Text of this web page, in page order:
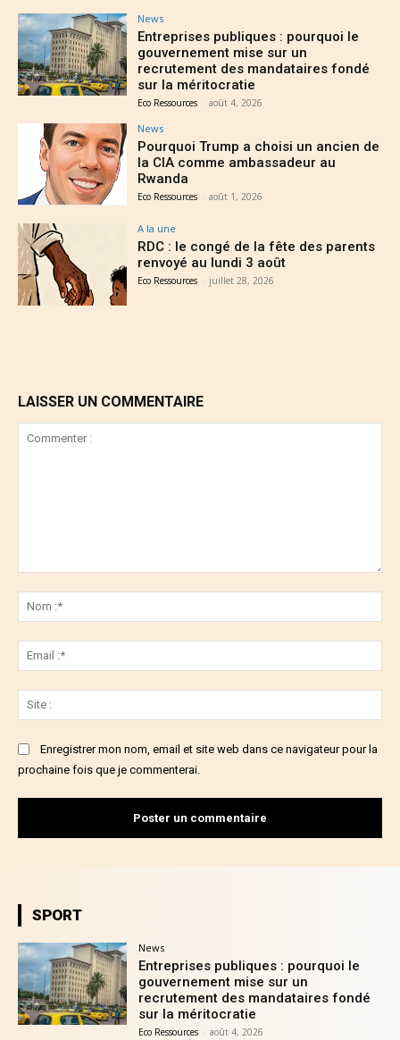
News
Entreprises publiques : pourquoi le
gouvernement mise sur un
recrutement des mandataires fondé
sur la méritocratie
Eco Ressources - août 4, 2026
News
Pourquoi Trump a choisi un ancien de
la CIA comme ambassadeur au
Rwanda
Eco Ressources - août 1, 2026
A la une
RDC : le congé de la fête des parents
renvoyé au lundi 3 août
Eco Ressources - juillet 28, 2026
LAISSER UN COMMENTAIRE
:*
:*
:
Enregistrer mon nom, email et site web dans ce navigateur pour la
prochaine fois que je commenterai.
SPORT
News
Entreprises publiques : pourquoi le
gouvernement mise sur un
recrutement des mandataires fondé
sur la méritocratie
Eco Ressources - août 4, 2026